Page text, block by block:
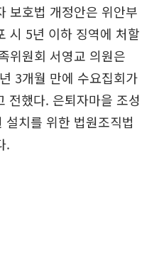
보호법 개정안은 위안부
시 5년 이하 징역에 처할
위원회 서영교 의원은
3개월 만에 수요집회가
전했다. 은퇴자마을 조성
치를 위한 법원조직법
.